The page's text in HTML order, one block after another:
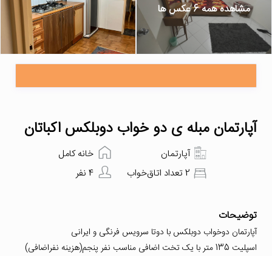
مشاهده همه 6 عکس ها
آپارتمان مبله ی دو خواب دوبلکس اکباتان
خانه کامل
آپارتمان
4 نفر
2 تعداد اتاق‌خواب
توضیحات
آپارتمان دوخواب دوبلکس با دوتا سرویس فرنگی و ایرانی
اسپلیت 135 متر با یک تخت اضافی مناسب نفر پنجم(هزینه نفراضافی)